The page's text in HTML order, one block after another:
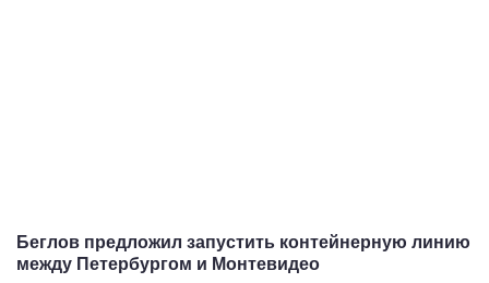
Беглов предложил запустить контейнерную линию
между Петербургом и Монтевидео